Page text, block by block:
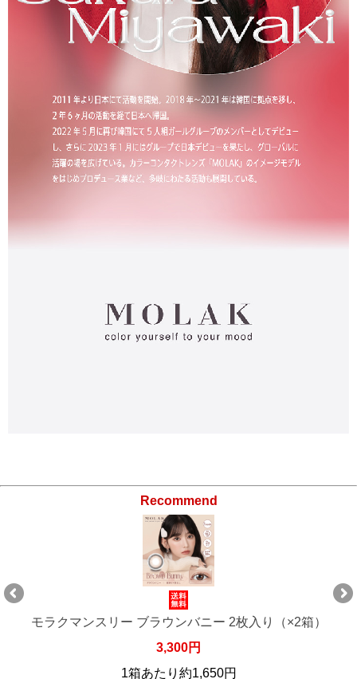
Recommend
モラクマンスリー ブラウンバニー 2枚入り（×4箱）
6,600円
1箱あたり約1,650円